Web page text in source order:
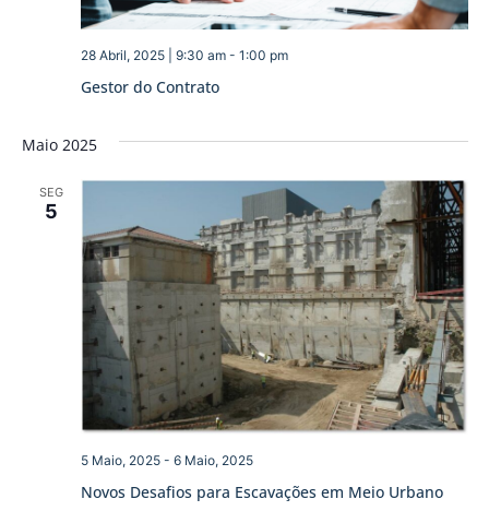
Gestor do Contrato
28 Abril, 2025 | 9:30 am- 1:00 pm
Maio 2025
SEG
5
Novos Desafios para Escavações em Meio Urbano
5 Maio, 2025- 6 Maio, 2025